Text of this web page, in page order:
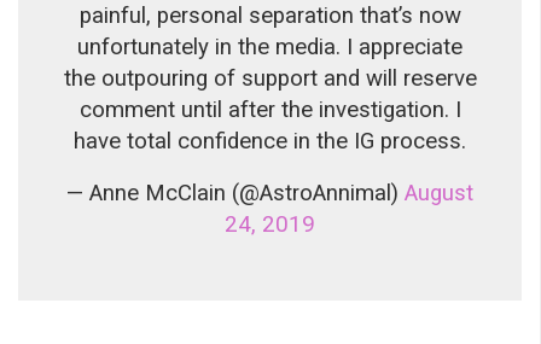
painful, personal separation that’s now
unfortunately in the media. I appreciate
the outpouring of support and will reserve
comment until after the investigation. I
have total confidence in the IG process.
— Anne McClain (@AstroAnnimal) August
24, 2019